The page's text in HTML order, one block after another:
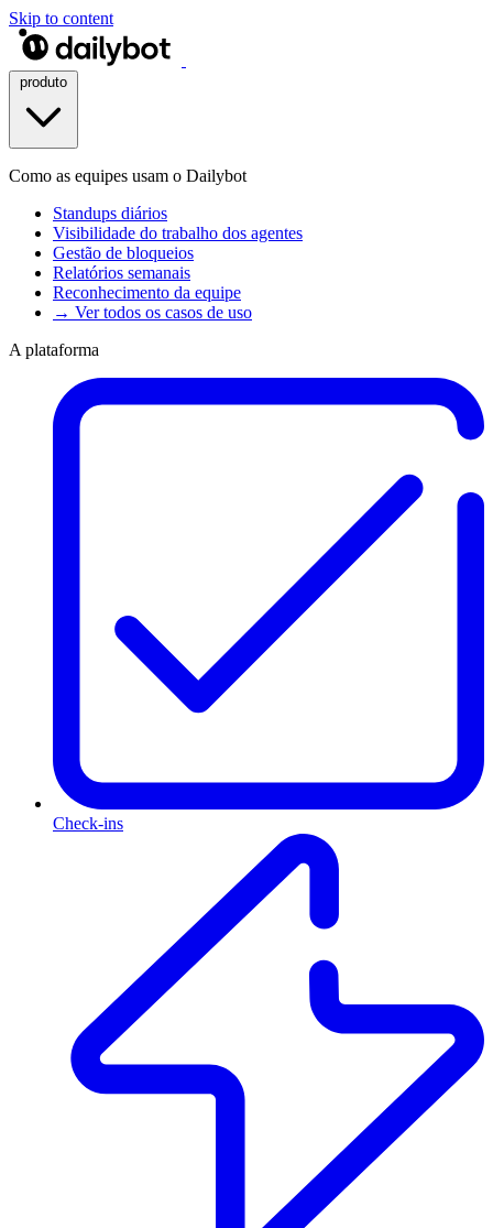
Skip to content
Como as equipes usam o Dailybot
Standups diários
Visibilidade do trabalho dos agentes
Gestão de bloqueios
Relatórios semanais
Reconhecimento da equipe
→ Ver todos os casos de uso
A plataforma
Check-ins